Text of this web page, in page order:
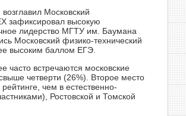
Московский
зафиксировал высокую
лидерство МГТУ им. Баумана
Московский физико-техничес­кий
высоким баллом ЕГЭ.
часто встречаются московские
четверти (26%). Второе место
чем в естественно-
Ростовской и Томской